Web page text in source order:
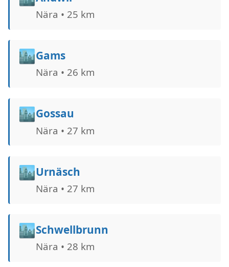
Nära • 25 km
🏙️Gams
Nära • 26 km
🏙️Gossau
Nära • 27 km
🏙️Urnäsch
Nära • 27 km
🏙️Schwellbrunn
Nära • 28 km